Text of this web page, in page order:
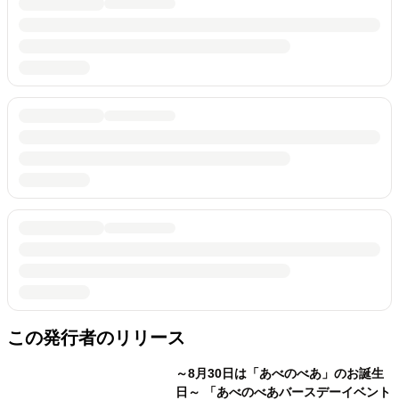
この発行者のリリース
～8月30日は「あべのべあ」のお誕生
日～ 「あべのべあバースデーイベント